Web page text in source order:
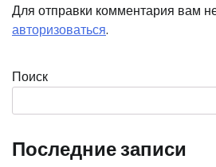
Для отправки комментария вам
авторизоваться.
Поиск
Последние записи